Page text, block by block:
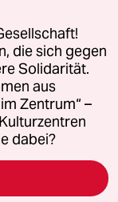
für Genehmigungen
Richtlinien
AGB
(Ads)
die sich gegen
Solidarität.
aus
Zentrum“ –
dabei?